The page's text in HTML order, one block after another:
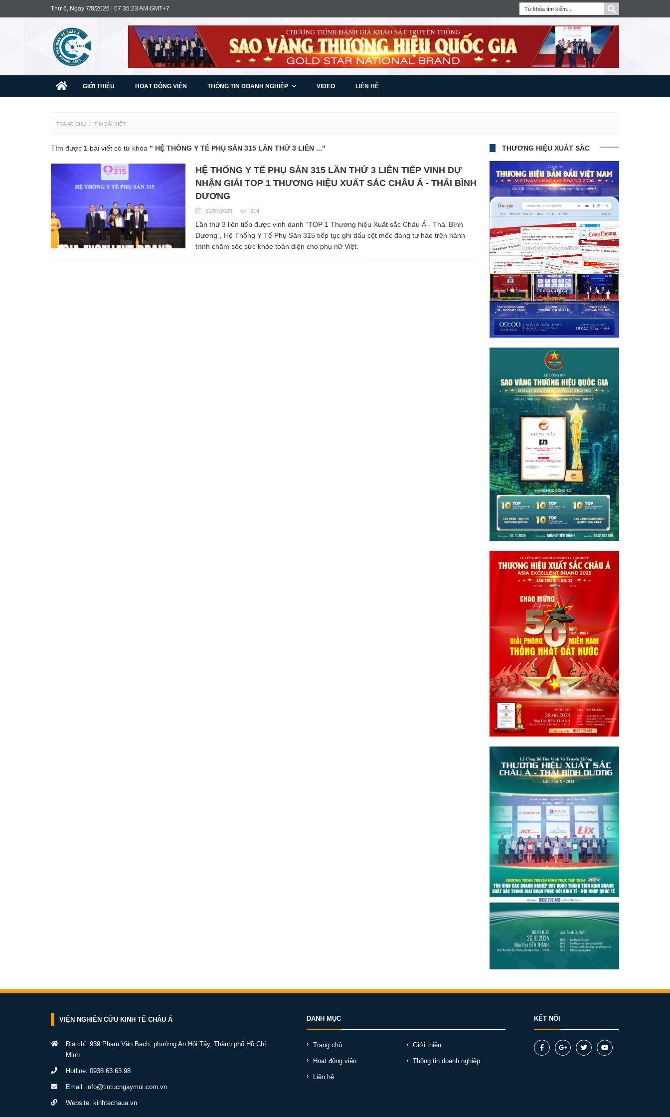
Thứ 6, Ngày 7/8/2026 | 07:35:24 AM GMT+7
GIỚI THIỆU HOẠT ĐỘNG VIỆN THÔNG TIN DOANH NGHIỆP VIDEO LIÊN HỆ
TRANG CHỦ TÌM BÀI VIẾT
Tìm được 1 bài viết có từ khóa " HỆ THỐNG Y TẾ PHỤ SẢN 315 LẦN THỨ 3 LIÊN ..."
HỆ THỐNG Y TẾ PHỤ SẢN 315 LẦN THỨ 3 LIÊN TIẾP VINH DỰ
NHẬN GIẢI TOP 1 THƯƠNG HIỆU XUẤT SẮC CHÂU Á - THÁI BÌNH
DƯƠNG
01/07/2026 214
Lần thứ 3 liên tiếp được vinh danh “TOP 1 Thương hiệu Xuất sắc Châu Á - Thái Bình
Dương”, Hệ Thống Y Tế Phụ Sản 315 tiếp tục ghi dấu cột mốc đáng tự hào trên hành
trình chăm sóc sức khỏe toàn diện cho phụ nữ Việt.
THƯƠNG HIỆU XUẤT SẮC
VIỆN NGHIÊN CỨU KINH TẾ CHÂU Á
Địa chỉ: 939 Phạm Văn Bạch, phường An Hội Tây, Thành phố Hồ Chí
Minh
Hotline: 0938.63.63.98
Email: info@tintucngaymoi.com.vn
Website: kinhtechaua.vn
DANH MỤC
Trang chủ Giới thiệu
Hoạt động viện Thông tin doanh nghiệp
Liên hệ
KẾT NỐI